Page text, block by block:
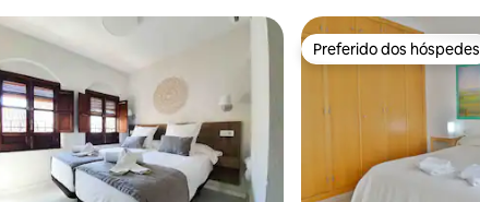
Preferido dos hóspedes
Preferido dos hóspedes